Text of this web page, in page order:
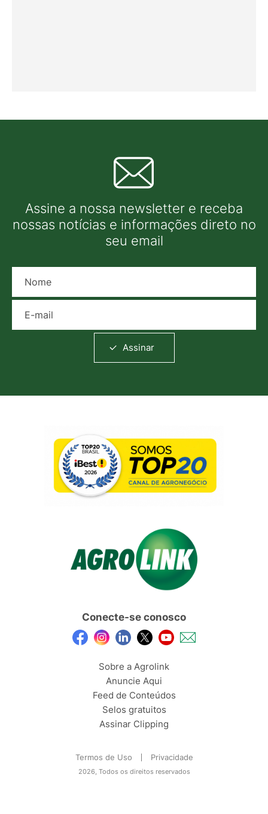
Assine a nossa newsletter e receba
nossas notícias e informações direto no
seu email
Assinar
Conecte-se conosco
Sobre a Agrolink
Anuncie Aqui
Feed de Conteúdos
Selos gratuitos
Assinar Clipping
Termos de Uso Privacidade
2026, Todos os direitos reservados